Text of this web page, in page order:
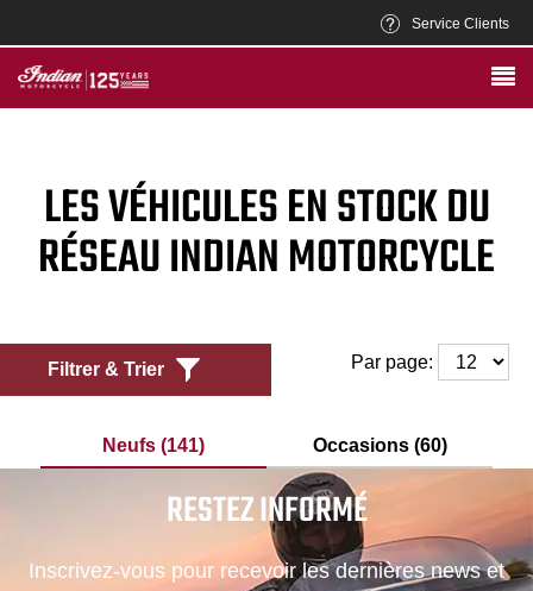
Service Clients
LES VÉHICULES EN STOCK DU
RÉSEAU INDIAN MOTORCYCLE
Filtrer & Trier Par page:
Neufs (141) Occasions (60)
RESTEZ INFORMÉ
Inscrivez-vous pour recevoir les dernières news et